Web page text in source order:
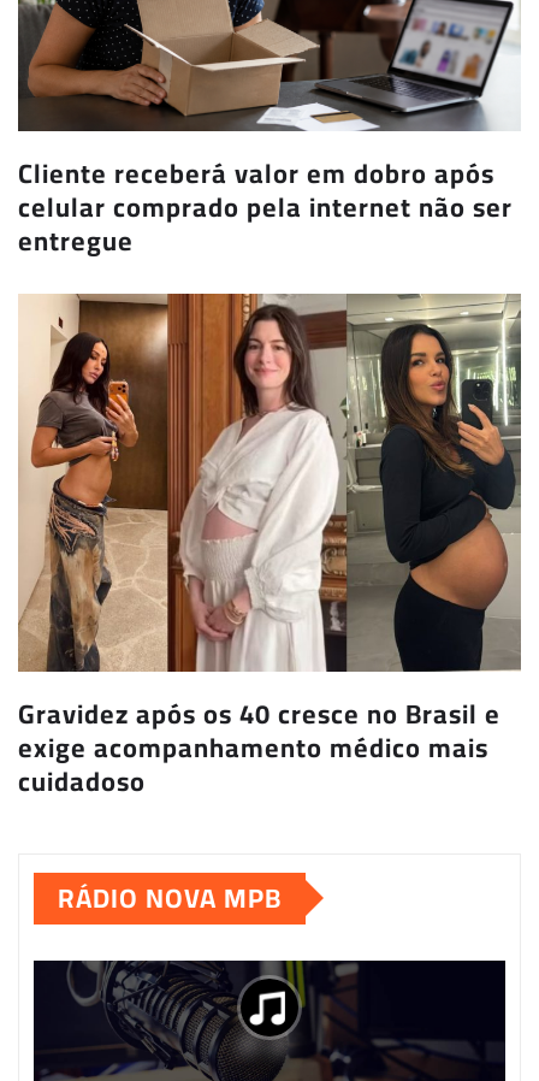
Cliente receberá valor em dobro após
celular comprado pela internet não ser
entregue
Gravidez após os 40 cresce no Brasil e
exige acompanhamento médico mais
cuidadoso
RÁDIO NOVA MPB